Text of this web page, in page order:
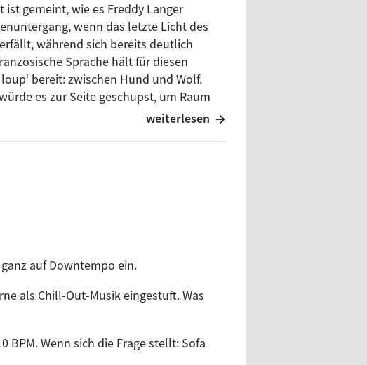
ist gemeint, wie es Freddy Langer
wenn das letzte Licht des
während sich bereits deutlich
Sprache hält für diesen
bereit: zwischen Hund und Wolf.
es zur Seite geschupst, um Raum
werden nach und nach
2021 das Ohr der Wert beglücken
Artist | Titel | Label [Katalog] |
| out: 22.10.2021
weiterlesen
auf Downtempo ein.
als Chill-Out-Musik eingestuft. Was
BPM. Wenn sich die Frage stellt: Sofa